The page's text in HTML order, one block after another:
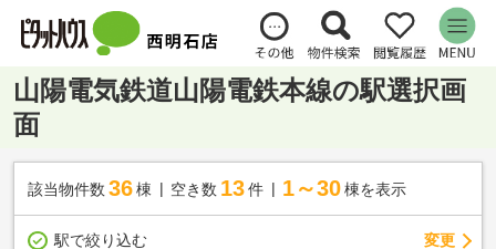
山陽電気鉄道山陽電鉄本線の駅選択画
面
該当物件数 36棟 空き数 13 件 1～30 棟を表示
駅で絞り込む 変更